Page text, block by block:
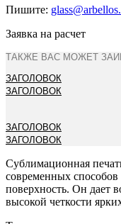
Пишите:
Заявка на расчет
ТАКЖЕ ВАС МОЖЕТ
ЗАГОЛОВОК
ЗАГОЛОВОК
ЗАГОЛОВОК
ЗАГОЛОВОК
Сублимационная
современных
поверхность. Он дает
высокой четкости